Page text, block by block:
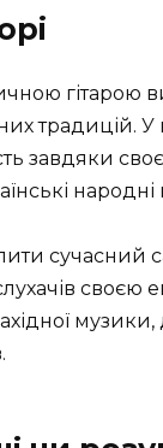
гітарою
традицій. У
завдяки
сучасний
своєю
музики,